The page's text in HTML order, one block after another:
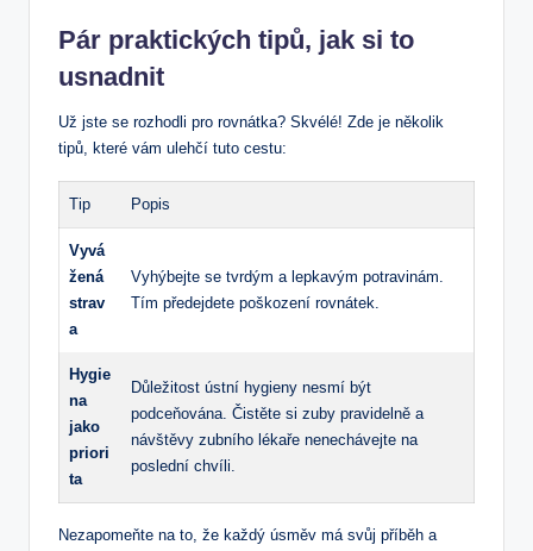
Pár praktických tipů, jak si to
usnadnit
Už jste se rozhodli pro rovnátka? Skvélé! Zde je několik
tipů, které vám ulehčí tuto cestu:
Tip Popis
Vyvá
žená
strav
a
Vyhýbejte se tvrdým a lepkavým potravinám.
Tím předejdete poškození rovnátek.
Hygie
na
jako
priori
ta
Důležitost ústní hygieny nesmí být
podceňována. Čistěte si zuby pravidelně a
návštěvy zubního lékaře nenechávejte na
poslední chvíli.
Nezapomeňte na to, že každý úsměv má svůj příběh a